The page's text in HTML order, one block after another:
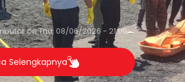
onThu, 08/06/2026 - 21:06
Selengkapnya